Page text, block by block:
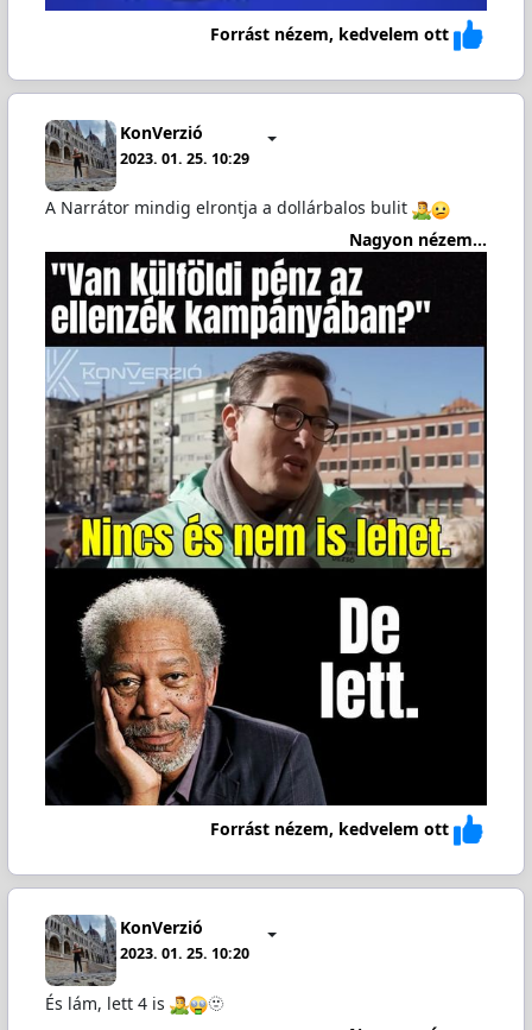
Forrást nézem, kedvelem ott
KonVerzió
2023. 01. 25. 10:29
A Narrátor mindig elrontja a dollárbalos bulit
Nagyon nézem...
Forrást nézem, kedvelem ott
KonVerzió
2023. 01. 25. 10:20
És lám, lett 4 is
🫥